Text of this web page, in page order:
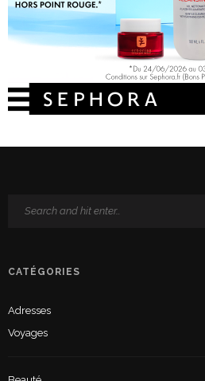
CATÉGORIES
Adresses
Voyages